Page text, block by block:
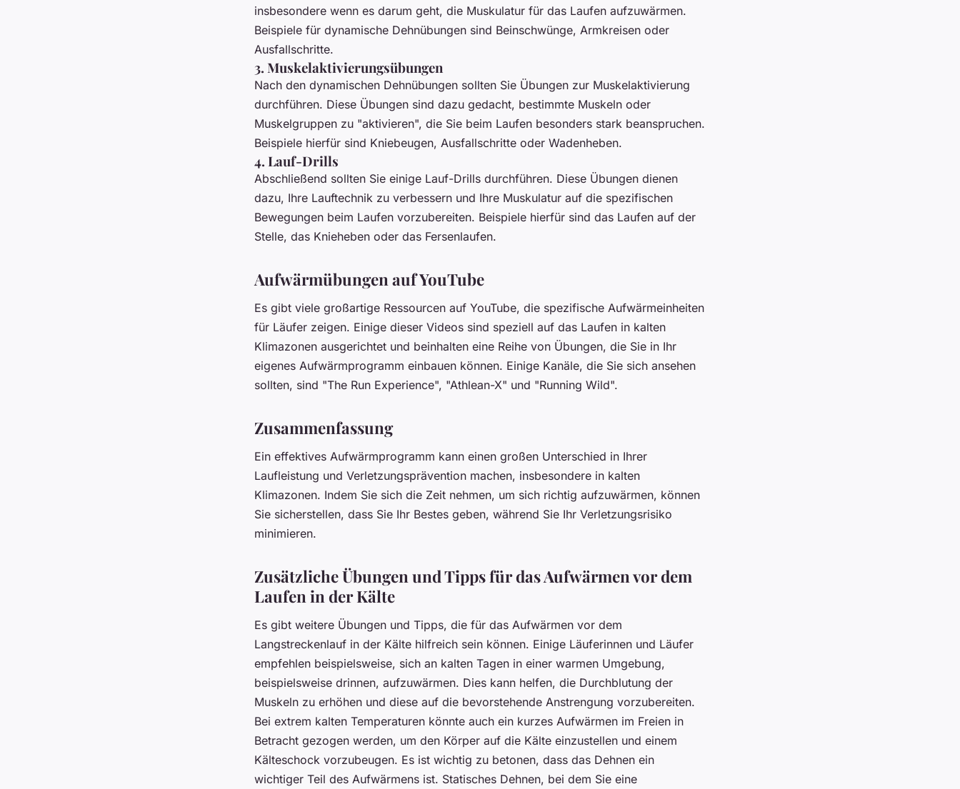
insbesondere wenn es darum geht, die Muskulatur für das Laufen aufzuwärmen.
Beispiele für dynamische Dehnübungen sind Beinschwünge, Armkreisen oder
Ausfallschritte.
3. Muskelaktivierungsübungen
Nach den dynamischen Dehnübungen sollten Sie Übungen zur Muskelaktivierung
durchführen. Diese Übungen sind dazu gedacht, bestimmte Muskeln oder
Muskelgruppen zu "aktivieren", die Sie beim Laufen besonders stark beanspruchen.
Beispiele hierfür sind Kniebeugen, Ausfallschritte oder Wadenheben.
4. Lauf-Drills
Abschließend sollten Sie einige Lauf-Drills durchführen. Diese Übungen dienen
dazu, Ihre Lauftechnik zu verbessern und Ihre Muskulatur auf die spezifischen
Bewegungen beim Laufen vorzubereiten. Beispiele hierfür sind das Laufen auf der
Stelle, das Knieheben oder das Fersenlaufen.
Aufwärmübungen auf YouTube
Es gibt viele großartige Ressourcen auf YouTube, die spezifische Aufwärmeinheiten
für Läufer zeigen. Einige dieser Videos sind speziell auf das Laufen in kalten
Klimazonen ausgerichtet und beinhalten eine Reihe von Übungen, die Sie in Ihr
eigenes Aufwärmprogramm einbauen können. Einige Kanäle, die Sie sich ansehen
sollten, sind "The Run Experience", "Athlean-X" und "Running Wild".
Zusammenfassung
Ein effektives Aufwärmprogramm kann einen großen Unterschied in Ihrer
Laufleistung und Verletzungsprävention machen, insbesondere in kalten
Klimazonen. Indem Sie sich die Zeit nehmen, um sich richtig aufzuwärmen, können
Sie sicherstellen, dass Sie Ihr Bestes geben, während Sie Ihr Verletzungsrisiko
minimieren.
Zusätzliche Übungen und Tipps für das Aufwärmen vor dem
Laufen in der Kälte
Es gibt weitere Übungen und Tipps, die für das Aufwärmen vor dem
Langstreckenlauf in der Kälte hilfreich sein können. Einige Läuferinnen und Läufer
empfehlen beispielsweise, sich an kalten Tagen in einer warmen Umgebung,
beispielsweise drinnen, aufzuwärmen. Dies kann helfen, die Durchblutung der
Muskeln zu erhöhen und diese auf die bevorstehende Anstrengung vorzubereiten.
Bei extrem kalten Temperaturen könnte auch ein kurzes Aufwärmen im Freien in
Betracht gezogen werden, um den Körper auf die Kälte einzustellen und einem
Kälteschock vorzubeugen. Es ist wichtig zu betonen, dass das Dehnen ein
wichtiger Teil des Aufwärmens ist. Statisches Dehnen, bei dem Sie eine